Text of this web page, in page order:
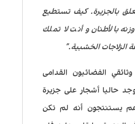
بالجزيرة. كيف تستطيع
بالأطنان و أنت لا تملك
الزلاجات الخشبية.”
الفضائيون القدامى
حاليا أشجار على جزيرة
يستنتجون أنه لم تكن